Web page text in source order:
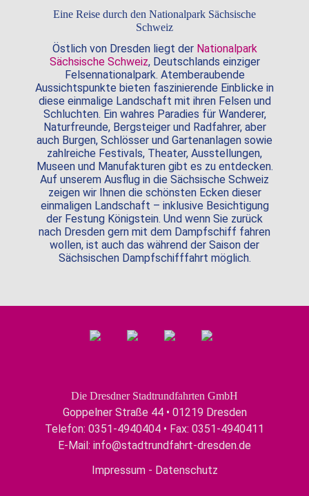
Eine Reise durch den Nationalpark Sächsische
Schweiz
Östlich von Dresden liegt der Nationalpark
Sächsische Schweiz, Deutschlands einziger
Felsennationalpark. Atemberaubende
Aussichtspunkte bieten faszinierende Einblicke in
diese einmalige Landschaft mit ihren Felsen und
Schluchten. Ein wahres Paradies für Wanderer,
Naturfreunde, Bergsteiger und Radfahrer, aber
auch Burgen, Schlösser und Gartenanlagen sowie
zahlreiche Festivals, Theater, Ausstellungen,
Museen und Manufakturen gibt es zu entdecken.
Auf unserem Ausflug in die Sächsische Schweiz
zeigen wir Ihnen die schönsten Ecken dieser
einmaligen Landschaft – inklusive Besichtigung
der Festung Königstein. Und wenn Sie zurück
nach Dresden gern mit dem Dampfschiff fahren
wollen, ist auch das während der Saison der
Sächsischen Dampfschifffahrt möglich.
Die Dresdner Stadtrundfahrten GmbH
Goppelner Straße 44 • 01219 Dresden
Telefon: 0351-4940404 • Fax: 0351-4940411
E-Mail: info@stadtrundfahrt-dresden.de
Impressum- Datenschutz